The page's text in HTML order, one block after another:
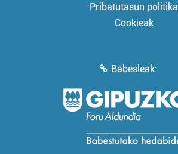
Pribatutasun politika
Cookieak
Babesleak: